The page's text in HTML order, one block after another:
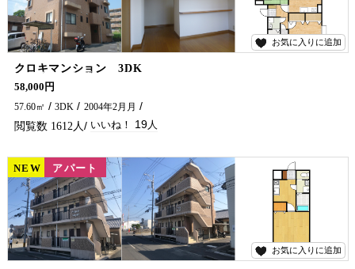
お気に入りに追加
クロキマンション 3DK
大人気の地区に鉄筋コンクリートの物件がでました。 ご家族でお引越しをお考えの方にオススメです(^^♪ 延岡市で賃貸物件・アパート・マンションをお探しなら、五ヶ瀬不動産へお問い合わせください！！
58,000円
57.60㎡
3DK 2004年2月月
1612 19
お気に入りに追加
賃貸
NEW アパート